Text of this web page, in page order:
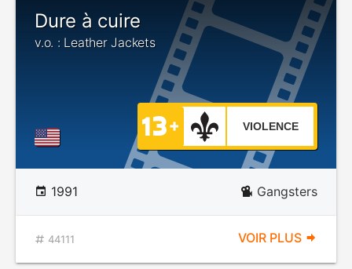
Dure à cuire
v.o. : Leather Jackets
VIOLENCE
1991 Gangsters
44111 VOIR PLUS